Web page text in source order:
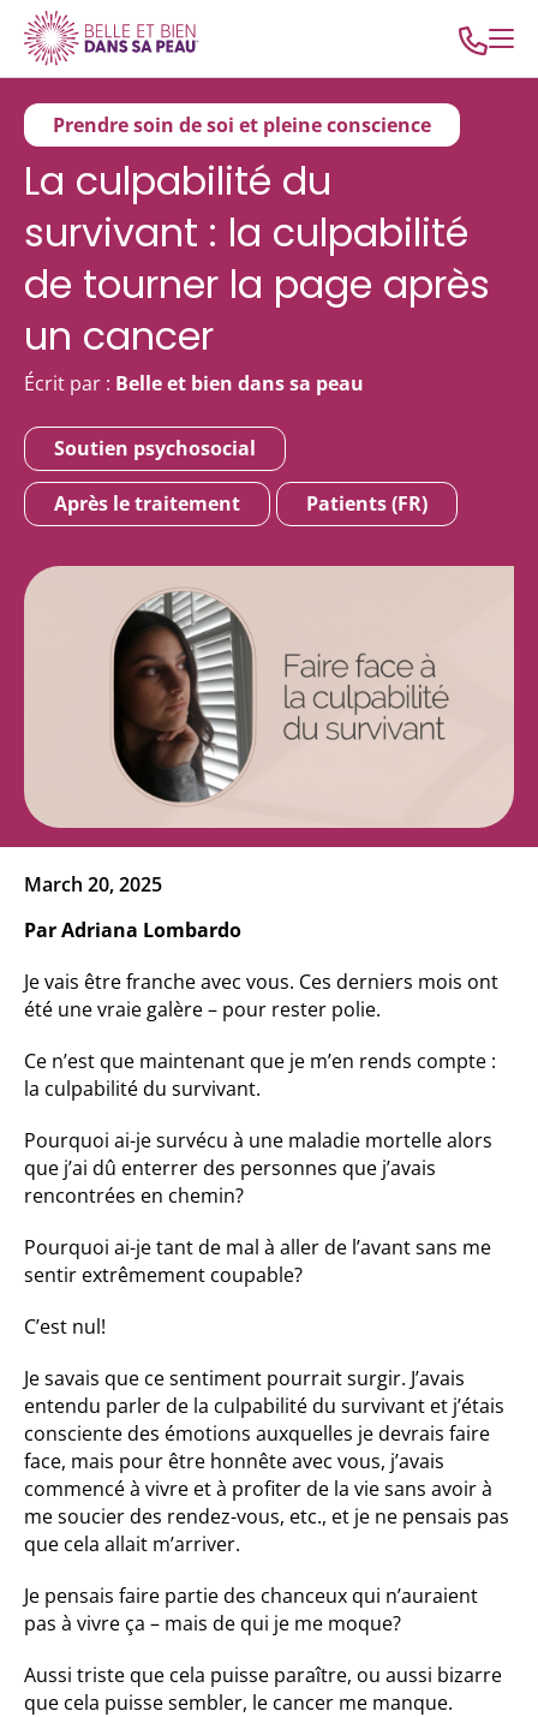
Prendre soin de soi et pleine conscience
La culpabilité du
survivant : la culpabilité
de tourner la page après
un cancer
Écrit par : Belle et bien dans sa peau
Soutien psychosocial
Après le traitement Patients (FR)
March 20, 2025
Par Adriana Lombardo
Je vais être franche avec vous. Ces derniers mois ont
été une vraie galère – pour rester polie.
Ce n’est que maintenant que je m’en rends compte :
la culpabilité du survivant.
Pourquoi ai-je survécu à une maladie mortelle alors
que j’ai dû enterrer des personnes que j’avais
rencontrées en chemin?
Pourquoi ai-je tant de mal à aller de l’avant sans me
sentir extrêmement coupable?
C’est nul!
Je savais que ce sentiment pourrait surgir. J’avais
entendu parler de la culpabilité du survivant et j’étais
consciente des émotions auxquelles je devrais faire
face, mais pour être honnête avec vous, j’avais
commencé à vivre et à profiter de la vie sans avoir à
me soucier des rendez-vous, etc., et je ne pensais pas
que cela allait m’arriver.
Je pensais faire partie des chanceux qui n’auraient
pas à vivre ça – mais de qui je me moque?
Aussi triste que cela puisse paraître, ou aussi bizarre
que cela puisse sembler, le cancer me manque.